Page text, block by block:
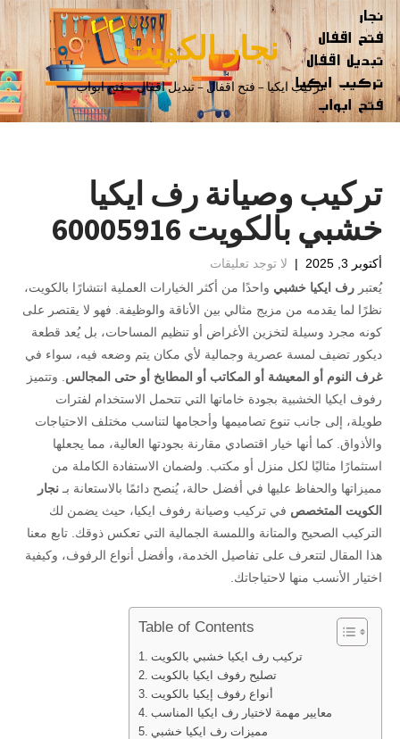
نجار الكويت
تركيب ايكيا – فتح اقفال – تبديل اقفال – فتح ابواب
تركيب وصيانة رف ايكيا
خشبي بالكويت 60005916
أكتوبر 3, 2025 | لا توجد تعليقات
يُعتبر رف ايكيا خشبي واحدًا من أكثر الخيارات العملية انتشارًا بالكويت،
نظرًا لما يقدمه من مزيج مثالي بين الأناقة والوظيفة. فهو لا يقتصر على
كونه مجرد وسيلة لتخزين الأغراض أو تنظيم المساحات، بل يُعد قطعة
ديكور تضيف لمسة عصرية وجمالية لأي مكان يتم وضعه فيه، سواء في
غرف النوم أو المعيشة أو المكاتب أو المطابخ أو حتى المجالس . وتتميز
رفوف ايكيا الخشبية بجودة خاماتها التي تتحمل الاستخدام لفترات
طويلة، إلى جانب تنوع تصاميمها وأحجامها لتناسب مختلف الاحتياجات
والأذواق. كما أنها خيار اقتصادي مقارنة بجودتها العالية، مما يجعلها
استثمارًا مثاليًا لكل منزل أو مكتب. ولضمان الاستفادة الكاملة من
مميزاتها والحفاظ عليها في أفضل حالة، يُنصح دائمًا بالاستعانة بـ نجار
الكويت المتخصص في تركيب وصيانة رفوف ايكيا، حيث يضمن لك
التركيب الصحيح والمتانة واللمسة الجمالية التي تعكس ذوقك. تابع معنا
هذا المقال لتتعرف على تفاصيل الخدمة، وأفضل أنواع الرفوف، وكيفية
اختيار الأنسب منها لاحتياجاتك.
Table of Contents
تركيب رف ايكيا خشبي بالكويت
تصليح رفوف ايكيا بالكويت
أنواع رفوف إيكيا بالكويت
معايير مهمة لاختيار رف ايكيا المناسب
مميزات رف ايكيا خشبي